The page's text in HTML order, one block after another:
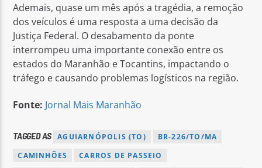
Ademais, quase um mês após a tragédia, a remoção
dos veículos é uma resposta a uma decisão da
Justiça Federal. O desabamento da ponte
interrompeu uma importante conexão entre os
estados do Maranhão e Tocantins, impactando o
tráfego e causando problemas logísticos na região.
Fonte: Jornal Mais Maranhão
TAGGED AS AGUIARNÓPOLIS (TO)
BR-226/TO/MA
CAMINHÕES
CARROS DE PASSEIO